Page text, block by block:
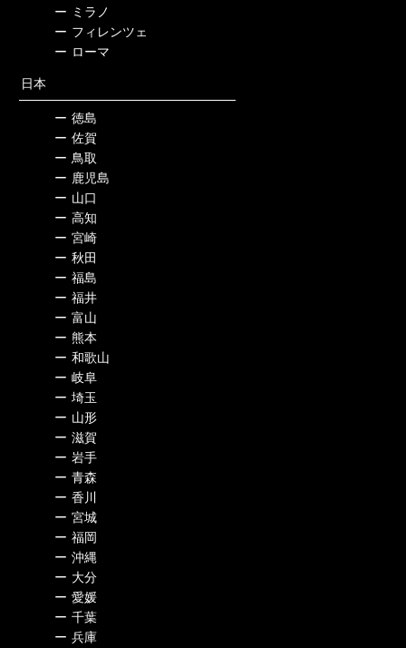
ー ミラノ
ー フィレンツェ
ー ローマ
日本
ー 徳島
ー 佐賀
ー 鳥取
ー 鹿児島
ー 山口
ー 高知
ー 宮崎
ー 秋田
ー 福島
ー 福井
ー 富山
ー 熊本
ー 和歌山
ー 岐阜
ー 埼玉
ー 山形
ー 滋賀
ー 岩手
ー 青森
ー 香川
ー 宮城
ー 福岡
ー 沖縄
ー 大分
ー 愛媛
ー 千葉
ー 兵庫